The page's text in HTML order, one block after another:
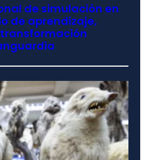
de simulación en
de aprendizaje,